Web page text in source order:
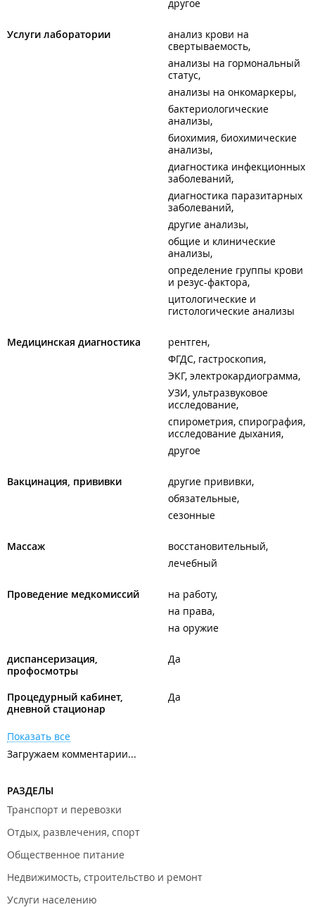
другое
Услуги лаборатории
анализ крови на
свертываемость
анализы на гормональный
статус
анализы на онкомаркеры
бактериологические
анализы
биохимия, биохимические
анализы
диагностика инфекционных
заболеваний
диагностика паразитарных
заболеваний
другие анализы
общие и клинические
анализы
определение группы крови
и резус-фактора
цитологические и
гистологические анализы
Медицинская диагностика
рентген
ФГДС, гастроскопия
ЭКГ, электрокардиограмма
УЗИ, ультразвуковое
исследование
спирометрия, спирография,
исследование дыхания
другое
Вакцинация, прививки
другие прививки
обязательные
сезонные
Массаж
восстановительный
лечебный
Проведение медкомиссий
на работу
на права
на оружие
диспансеризация,
профосмотры
Да
Процедурный кабинет,
дневной стационар
Да
Показать все
Загружаем комментарии...
РАЗДЕЛЫ
Транспорт и перевозки
Отдых, развлечения, спорт
Общественное питание
Недвижимость, строительство и ремонт
Услуги населению